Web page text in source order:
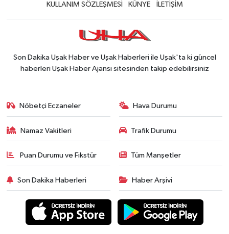
KULLANIM SÖZLEŞMESİ
KÜNYE İLETİŞİM
Son Dakika Uşak Haber ve Uşak Haberleri ile Uşak'ta ki güncel
haberleri Uşak Haber Ajansı sitesinden takip edebilirsiniz
Nöbetçi Eczaneler Hava Durumu
Namaz Vakitleri Trafik Durumu
Puan Durumu ve Fikstür Tüm Manşetler
Son Dakika Haberleri Haber Arşivi